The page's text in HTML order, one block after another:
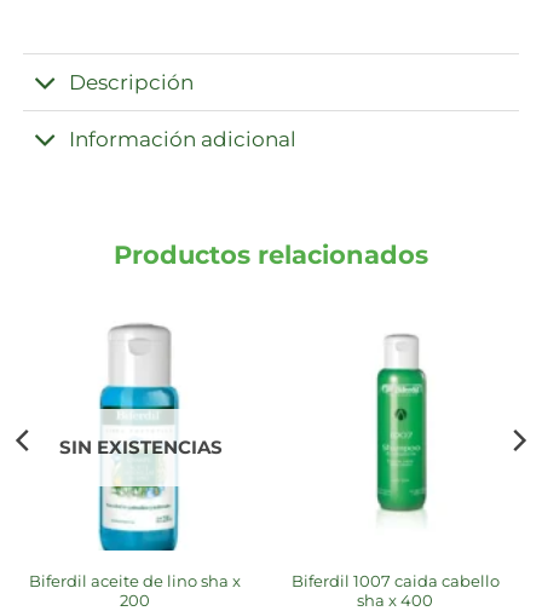
Descripción
Información adicional
Productos relacionados
SIN EXISTENCIAS
biferdil aceite de lino sha x
200
biferdil 1007 caida cabello
sha x 400